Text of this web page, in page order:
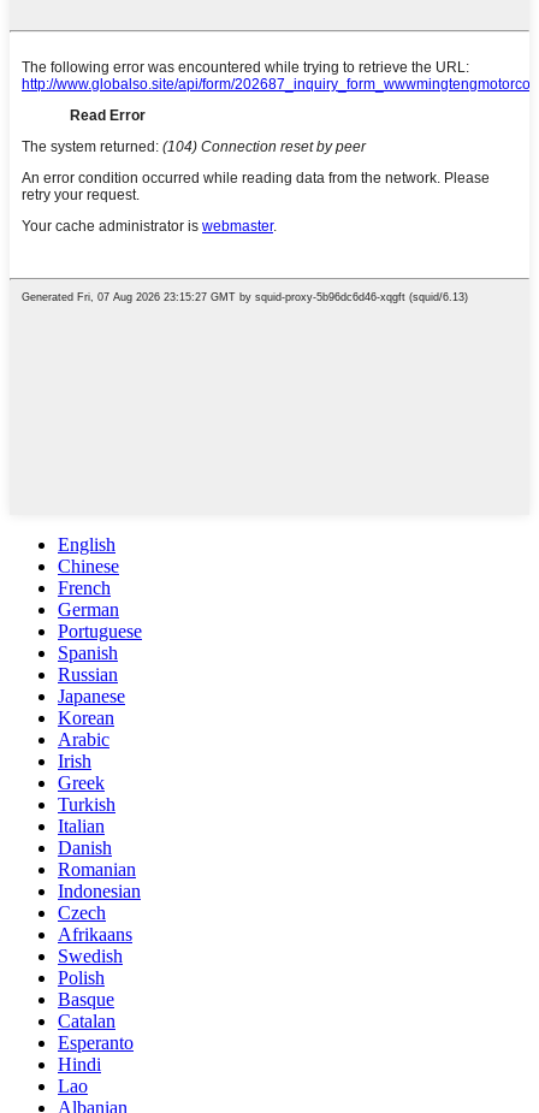
English
Chinese
French
German
Portuguese
Spanish
Russian
Japanese
Korean
Arabic
Irish
Greek
Turkish
Italian
Danish
Romanian
Indonesian
Czech
Afrikaans
Swedish
Polish
Basque
Catalan
Esperanto
Hindi
Lao
Albanian